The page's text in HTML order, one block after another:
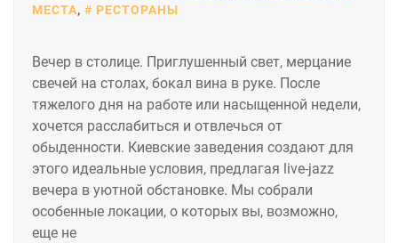
МЕСТА, РЕСТОРАНЫ
Вечер в столице. Приглушенный свет, мерцание
свечей на столах, бокал вина в руке. После
тяжелого дня на работе или насыщенной недели,
хочется расслабиться и отвлечься от
обыденности. Киевские заведения создают для
этого идеальные условия, предлагая live-jazz
вечера в уютной обстановке. Мы собрали
особенные локации, о которых вы, возможно,
еще не